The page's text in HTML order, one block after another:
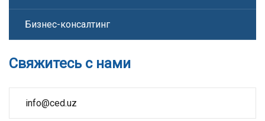
Бизнес-консалтинг
Свяжитесь с нами
info@ced.uz